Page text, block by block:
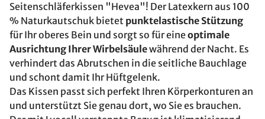
Seitenschläferkissen "Hevea"! Der Latexkern aus 100
% Naturkautschuk bietet punktelastische Stützung
für Ihr oberes Bein und sorgt so für eineoptimale
Ausrichtung Ihrer Wirbelsäulewährend der Nacht. Es
verhindert das Abrutschen in die seitliche Bauchlage
und schont damit Ihr Hüftgelenk.
Das Kissen passt sich perfekt Ihren Körperkonturen an
und unterstützt Sie genau dort, wo Sie es brauchen.